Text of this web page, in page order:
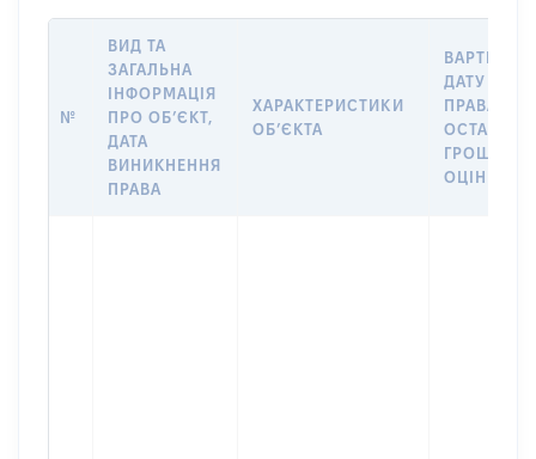
№
ВИД ТА
ЗАГАЛЬНА
ІНФОРМАЦІЯ
ПРО ОБʼЄКТ,
ДАТА
ВИНИКНЕННЯ
ПРАВА
ХАРАКТЕРИСТИКИ
ОБʼЄКТА
ВАРТІСТЬ
ДАТУ
ПРАВА
ОЦІНКОЮ,